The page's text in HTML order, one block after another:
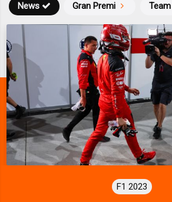
News Gran Premi Team
F1 2023